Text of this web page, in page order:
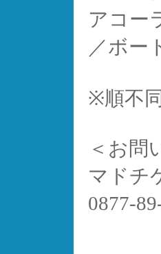
アコー
／ボー
※順不同
＜お問
マドチ
0877-